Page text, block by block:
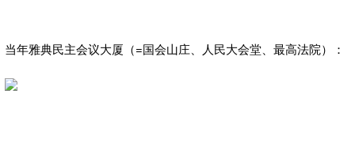
当年雅典民主会议大厦（=国会山庄、人民大会堂、最高法院）：